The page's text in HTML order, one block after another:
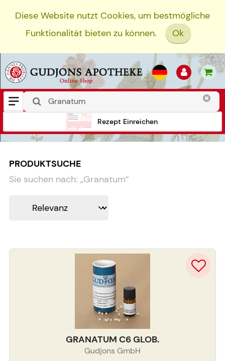
Diese Website nutzt Cookies, um bestmögliche
Funktionalität bieten zu können.
Ok
Rezept Einreichen
PRODUKTSUCHE
Sie suchen nach: „Granatum“
GRANATUM C6 GLOB.
Gudjons GmbH